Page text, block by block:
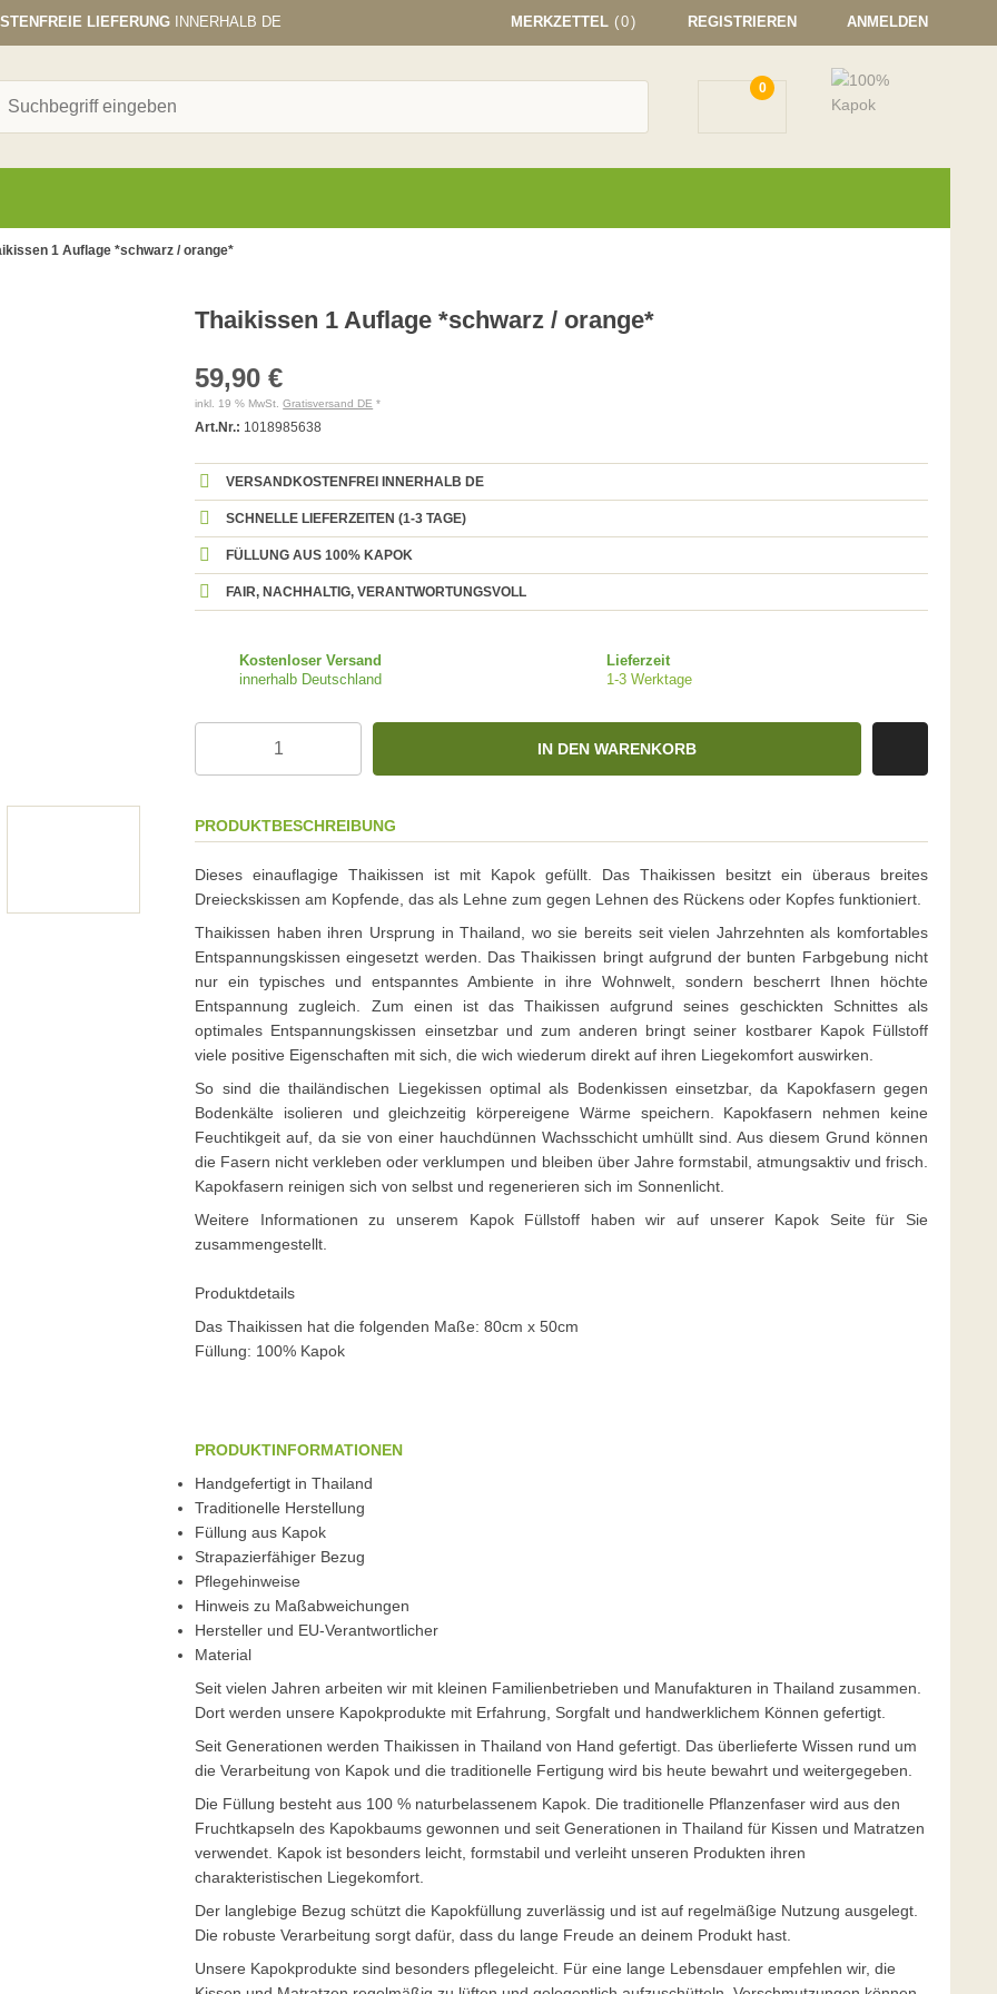
LIEFERUNG INNERHALB DE MERKZETTEL (0) REGISTRIEREN ANMELDEN
0
1 Auflage *schwarz / orange*
Thaikissen 1 Auflage *schwarz / orange*
59,90 €
inkl. 19 % MwSt.Gratisversand DE *
Art.Nr.: 1018985638
VERSANDKOSTENFREI INNERHALB DE
SCHNELLE LIEFERZEITEN (1-3 TAGE)
FÜLLUNG AUS 100% KAPOK
FAIR, NACHHALTIG, VERANTWORTUNGSVOLL
Kostenloser Versand
innerhalb Deutschland
Lieferzeit
1-3 Werktage
IN DEN WARENKORB
PRODUKTBESCHREIBUNG
Dieses einauflagige Thaikissen ist mit Kapok gefüllt. Das Thaikissen besitzt ein überaus breites
Dreieckskissen am Kopfende, das als Lehne zum gegen Lehnen des Rückens oder Kopfes funktioniert.
Thaikissen haben ihren Ursprung in Thailand, wo sie bereits seit vielen Jahrzehnten als komfortables
Entspannungskissen eingesetzt werden. Das Thaikissen bringt aufgrund der bunten Farbgebung nicht
nur ein typisches und entspanntes Ambiente in ihre Wohnwelt, sondern bescherrt Ihnen höchte
Entspannung zugleich. Zum einen ist das Thaikissen aufgrund seines geschickten Schnittes als
optimales Entspannungskissen einsetzbar und zum anderen bringt seiner kostbarer Kapok Füllstoff
viele positive Eigenschaften mit sich, die wich wiederum direkt auf ihren Liegekomfort auswirken.
So sind die thailändischen Liegekissen optimal als Bodenkissen einsetzbar, da Kapokfasern gegen
Bodenkälte isolieren und gleichzeitig körpereigene Wärme speichern. Kapokfasern nehmen keine
Feuchtikgeit auf, da sie von einer hauchdünnen Wachsschicht umhüllt sind. Aus diesem Grund können
die Fasern nicht verkleben oder verklumpen und bleiben über Jahre formstabil, atmungsaktiv und frisch.
Kapokfasern reinigen sich von selbst und regenerieren sich im Sonnenlicht.
Weitere Informationen zu unserem Kapok Füllstoff haben wir auf unserer Kapok Seite für Sie
zusammengestellt.
Produktdetails
Das Thaikissen hat die folgenden Maße: 80cm x 50cm
Füllung: 100% Kapok
PRODUKTINFORMATIONEN
Handgefertigt in Thailand
Traditionelle Herstellung
Füllung aus Kapok
Strapazierfähiger Bezug
Pflegehinweise
Hinweis zu Maßabweichungen
Hersteller und EU-Verantwortlicher
Material
Seit vielen Jahren arbeiten wir mit kleinen Familienbetrieben und Manufakturen in Thailand zusammen.
Dort werden unsere Kapokprodukte mit Erfahrung, Sorgfalt und handwerklichem Können gefertigt.
Seit Generationen werden Thaikissen in Thailand von Hand gefertigt. Das überlieferte Wissen rund um
die Verarbeitung von Kapok und die traditionelle Fertigung wird bis heute bewahrt und weitergegeben.
Die Füllung besteht aus 100 % naturbelassenem Kapok. Die traditionelle Pflanzenfaser wird aus den
Fruchtkapseln des Kapokbaums gewonnen und seit Generationen in Thailand für Kissen und Matratzen
verwendet. Kapok ist besonders leicht, formstabil und verleiht unseren Produkten ihren
charakteristischen Liegekomfort.
Der langlebige Bezug schützt die Kapokfüllung zuverlässig und ist auf regelmäßige Nutzung ausgelegt.
Die robuste Verarbeitung sorgt dafür, dass du lange Freude an deinem Produkt hast.
Unsere Kapokprodukte sind besonders pflegeleicht. Für eine lange Lebensdauer empfehlen wir, die